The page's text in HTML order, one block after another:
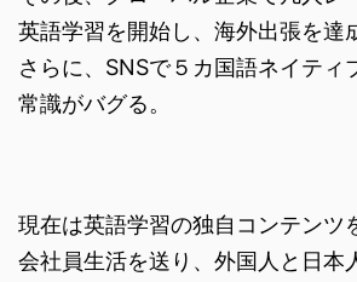
英語学習を開始し、海外出張を達
さらに、SNSで５カ国語ネイティ
常識がバグる。
現在は英語学習の独自コンテンツ
会社員生活を送り、外国人と日本